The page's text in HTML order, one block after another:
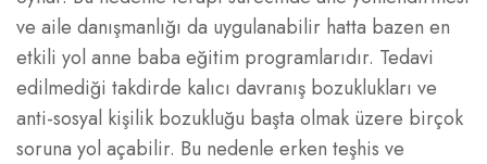
ve aile danışmanlığı da uygulanabilir hatta bazen en
etkili yol anne baba eğitim programlarıdır. Tedavi
edilmediği takdirde kalıcı davranış bozuklukları ve
anti-sosyal kişilik bozukluğu başta olmak üzere birçok
soruna yol açabilir. Bu nedenle erken teşhis ve